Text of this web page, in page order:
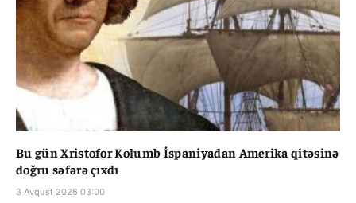
Bu gün Xristofor Kolumb İspaniyadan Amerika qitəsinə
doğru səfərə çıxdı
3 Avqust 2026 03:00